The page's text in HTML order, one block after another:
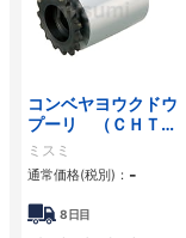
コンベヤヨウクドウ
プーリ （ＣＨＴＤ
Ｗ）
ミスミ
通常価格(税別)： -
8日目